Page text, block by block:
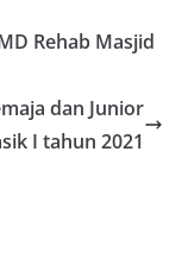
Rehab Masjid
dan Junior
I tahun 2021